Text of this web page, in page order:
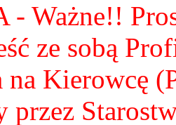
- Ważne!!
ze sobą
na Kierowcę
przez